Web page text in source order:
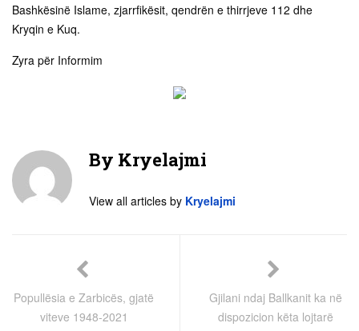
Bashkësinë Islame, zjarrfikësit, qendrën e thirrjeve 112 dhe
Kryqin e Kuq.
Zyra për Informim
By Kryelajmi
View all articles by Kryelajmi
Popullësia e Zarbicës, gjatë
viteve 1948-2021
Gjilani ndaj Ballkanit ka në
dispozicion këta lojtarë